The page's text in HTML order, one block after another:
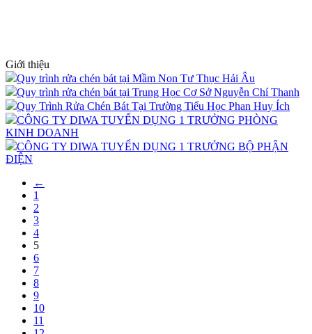
Giới thiệu
Quy trình rửa chén bát tại Mầm Non Tư Thục Hải Âu
Quy trình rửa chén bát tại Trung Học Cơ Sở Nguyễn Chí Thanh
Quy Trình Rửa Chén Bát Tại Trường Tiểu Học Phan Huy Ích
CÔNG TY DIWA TUYỂN DỤNG 1 TRƯỞNG PHÒNG
KINH DOANH
CÔNG TY DIWA TUYỂN DỤNG 1 TRƯỞNG BỘ PHẬN
ĐIỆN
←
1
2
3
4
5
6
7
8
9
10
11